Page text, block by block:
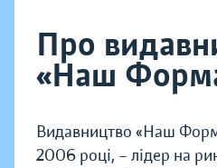
Про
«Наш
Видавництво «Наш
2006 році, – лідер на